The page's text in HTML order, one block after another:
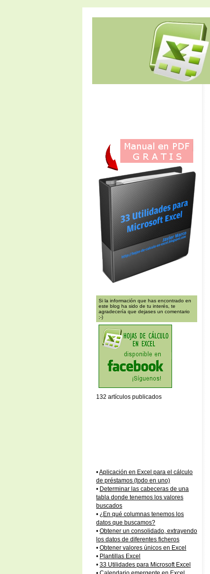
Si la información que has encontrado en
este blog ha sido de tu interés, te
agradecería que dejases un comentario
;-)
132 artículos publicados
•Aplicación en Excel para el cálculo
de préstamos (todo en uno)
• Determinar las cabeceras de una
tabla donde tenemos los valores
buscados
• ¿En qué columnas tenemos los
datos que buscamos?
• Obtener un consolidado, extrayendo
los datos de diferentes ficheros
• Obtener valores únicos en Excel
• Plantillas Excel
• 33 Utilidades para Microsoft Excel